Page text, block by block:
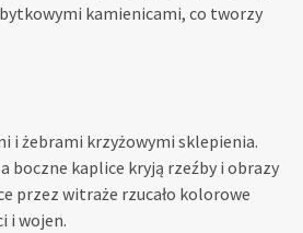
kamienicami, co tworzy
i żebrami krzyżowymi sklepienia.
boczne kaplice kryją rzeźby i obrazy
przez witraże rzucało kolorowe
i wojen.